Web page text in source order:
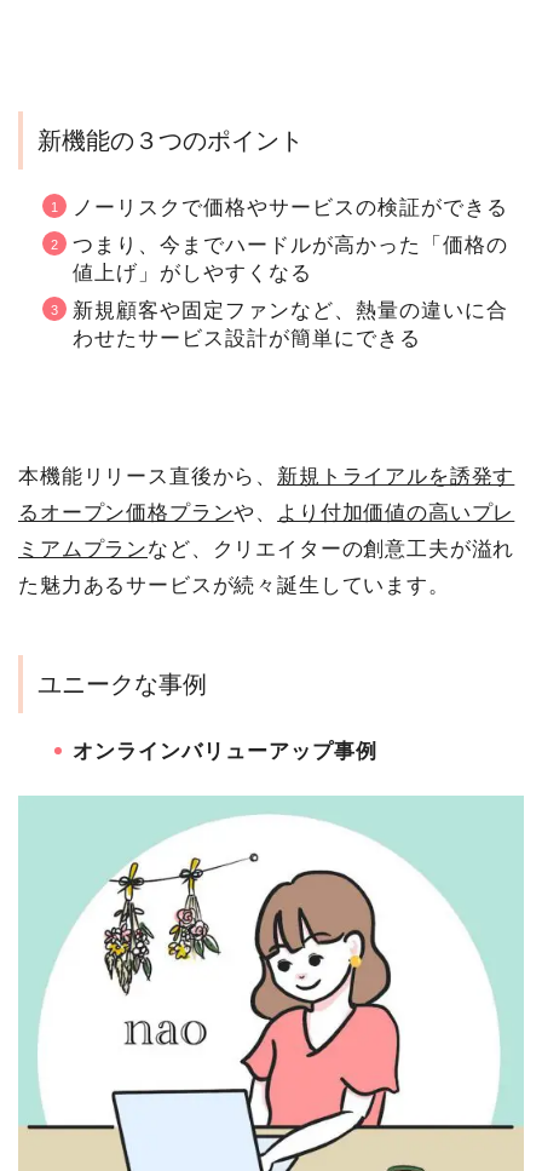
新機能の３つのポイント
ノーリスクで価格やサービスの検証ができる
つまり、今までハードルが高かった「価格の
値上げ」がしやすくなる
新規顧客や固定ファンなど、熱量の違いに合
わせたサービス設計が簡単にできる
本機能リリース直後から、 新規トライアルを誘発す
るオープン価格プランや、
より付加価値の高いプレ
ミアムプランなど、クリエイターの創意工夫が溢れ
た魅力あるサービスが続々誕生しています。
ユニークな事例
オンラインバリューアップ事例